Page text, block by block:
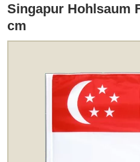
Singapur Hohlsaum
cm